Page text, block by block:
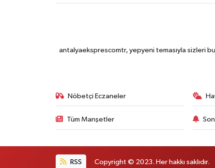
antalyaeksprescomtr, yepyeni temasıyla sizleri
Nöbetçi Eczaneler
Tüm Manşetler
RSS Copyright © 2023. Her hakkı saklıdır.